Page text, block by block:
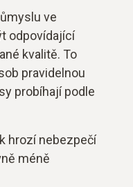
ve
odpovídající
kvalitě. To
pravidelnou
probíhají podle
hrozí nebezpečí
méně